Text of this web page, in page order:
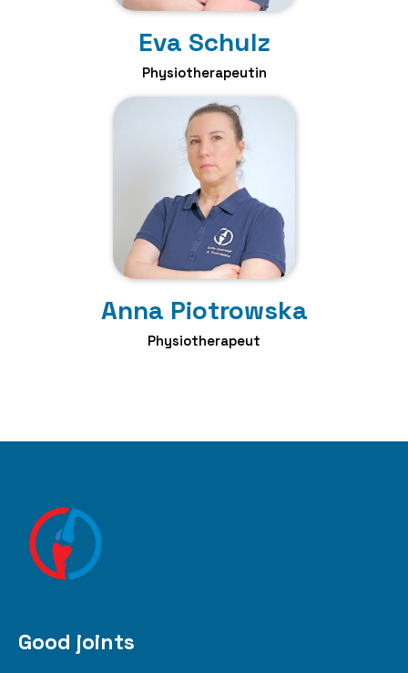
Eva Schulz
Physiotherapeutin
Anna Piotrowska
Physiotherapeut
Good joints